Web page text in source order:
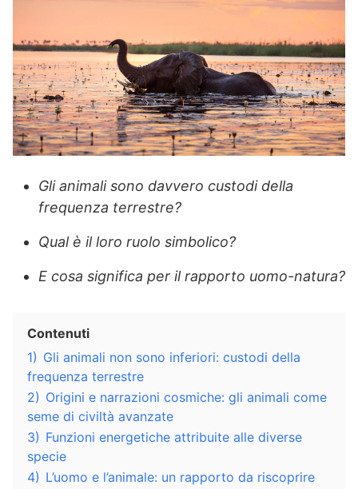
Gli animali sono davvero custodi della
frequenza terrestre?
Qual è il loro ruolo simbolico?
E cosa significa per il rapporto uomo-natura?
Contenuti
1) Gli animali non sono inferiori: custodi della
frequenza terrestre
2) Origini e narrazioni cosmiche: gli animali come
seme di civiltà avanzate
3) Funzioni energetiche attribuite alle diverse
specie
4) L’uomo e l’animale: un rapporto da riscoprire